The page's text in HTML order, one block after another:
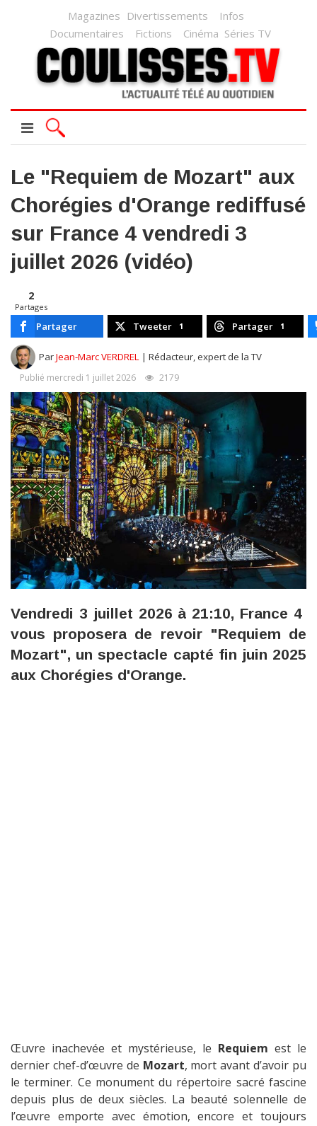
Magazines Divertissements
Infos
Documentaires
Fictions Cinéma Séries TV
Le "Requiem de Mozart" aux
Chorégies d'Orange rediffusé
sur France 4 vendredi 3
juillet 2026 (vidéo)
2
Partages
Partager Tweeter 1 Partager 1
ParJean-Marc VERDREL | Rédacteur, expert de la TV
Publié mercredi 1 juillet 2026 2179
Vendredi 3 juillet 2026 à 21:10, France 4
vous proposera de revoir "Requiem de
Mozart", un spectacle capté fin juin 2025
aux Chorégies d'Orange.
Œuvre inachevée et mystérieuse, le Requiem est le
dernier chef-d’œuvre de Mozart, mort avant d’avoir pu
le terminer. Ce monument du répertoire sacré fascine
depuis plus de deux siècles. La beauté solennelle de
l’œuvre emporte avec émotion, encore et toujours